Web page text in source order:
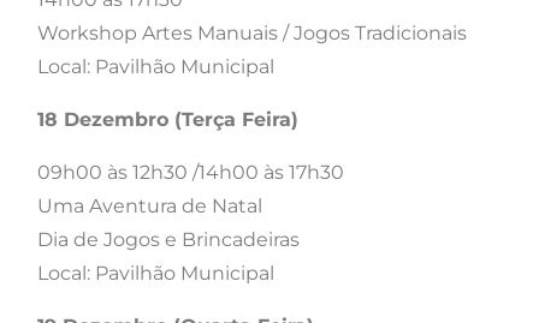
Workshop Artes Manuais / Jogos Tradicionais
Local: Pavilhão Municipal
18 Dezembro (Terça Feira)
09h00 às 12h30 /14h00 às 17h30
Uma Aventura de Natal
Dia de Jogos e Brincadeiras
Local: Pavilhão Municipal